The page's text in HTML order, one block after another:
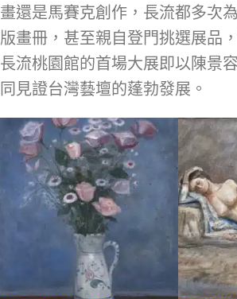
畫還是馬賽克創作，長流都多次
版畫冊，甚至親自登門挑選展品
長流桃園館的首場大展即以陳景
同見證台灣藝壇的蓬勃發展。